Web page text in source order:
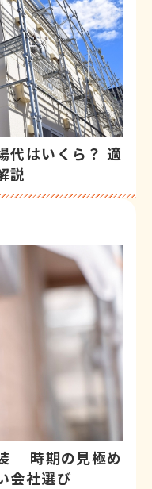
代はいくら？ 適
説
｜ 時期の見極め
会社選び